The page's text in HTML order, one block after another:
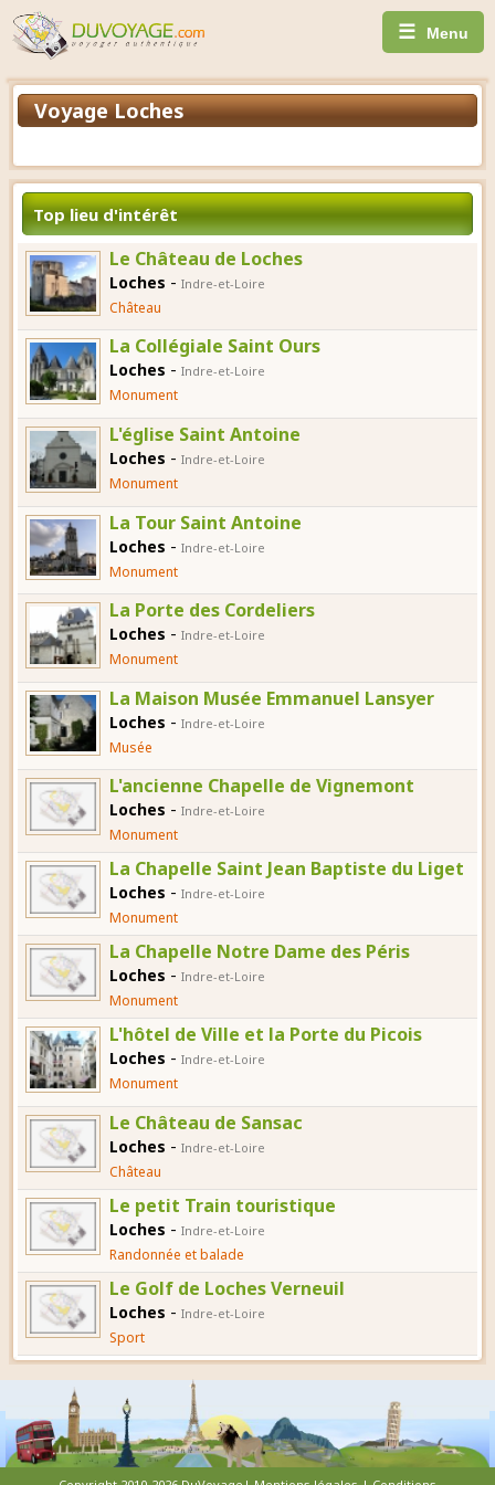
☰ Menu
Voyage Loches
Top lieu d'intérêt
Le Château de Loches
Loches - Indre-et-Loire
Château
La Collégiale Saint Ours
Loches - Indre-et-Loire
Monument
L'église Saint Antoine
Loches - Indre-et-Loire
Monument
La Tour Saint Antoine
Loches - Indre-et-Loire
Monument
La Porte des Cordeliers
Loches - Indre-et-Loire
Monument
La Maison Musée Emmanuel Lansyer
Loches - Indre-et-Loire
Musée
L'ancienne Chapelle de Vignemont
Loches - Indre-et-Loire
Monument
La Chapelle Saint Jean Baptiste du Liget
Loches - Indre-et-Loire
Monument
La Chapelle Notre Dame des Péris
Loches - Indre-et-Loire
Monument
L'hôtel de Ville et la Porte du Picois
Loches - Indre-et-Loire
Monument
Le Château de Sansac
Loches - Indre-et-Loire
Château
Le petit Train touristique
Loches - Indre-et-Loire
Randonnée et balade
Le Golf de Loches Verneuil
Loches - Indre-et-Loire
Sport